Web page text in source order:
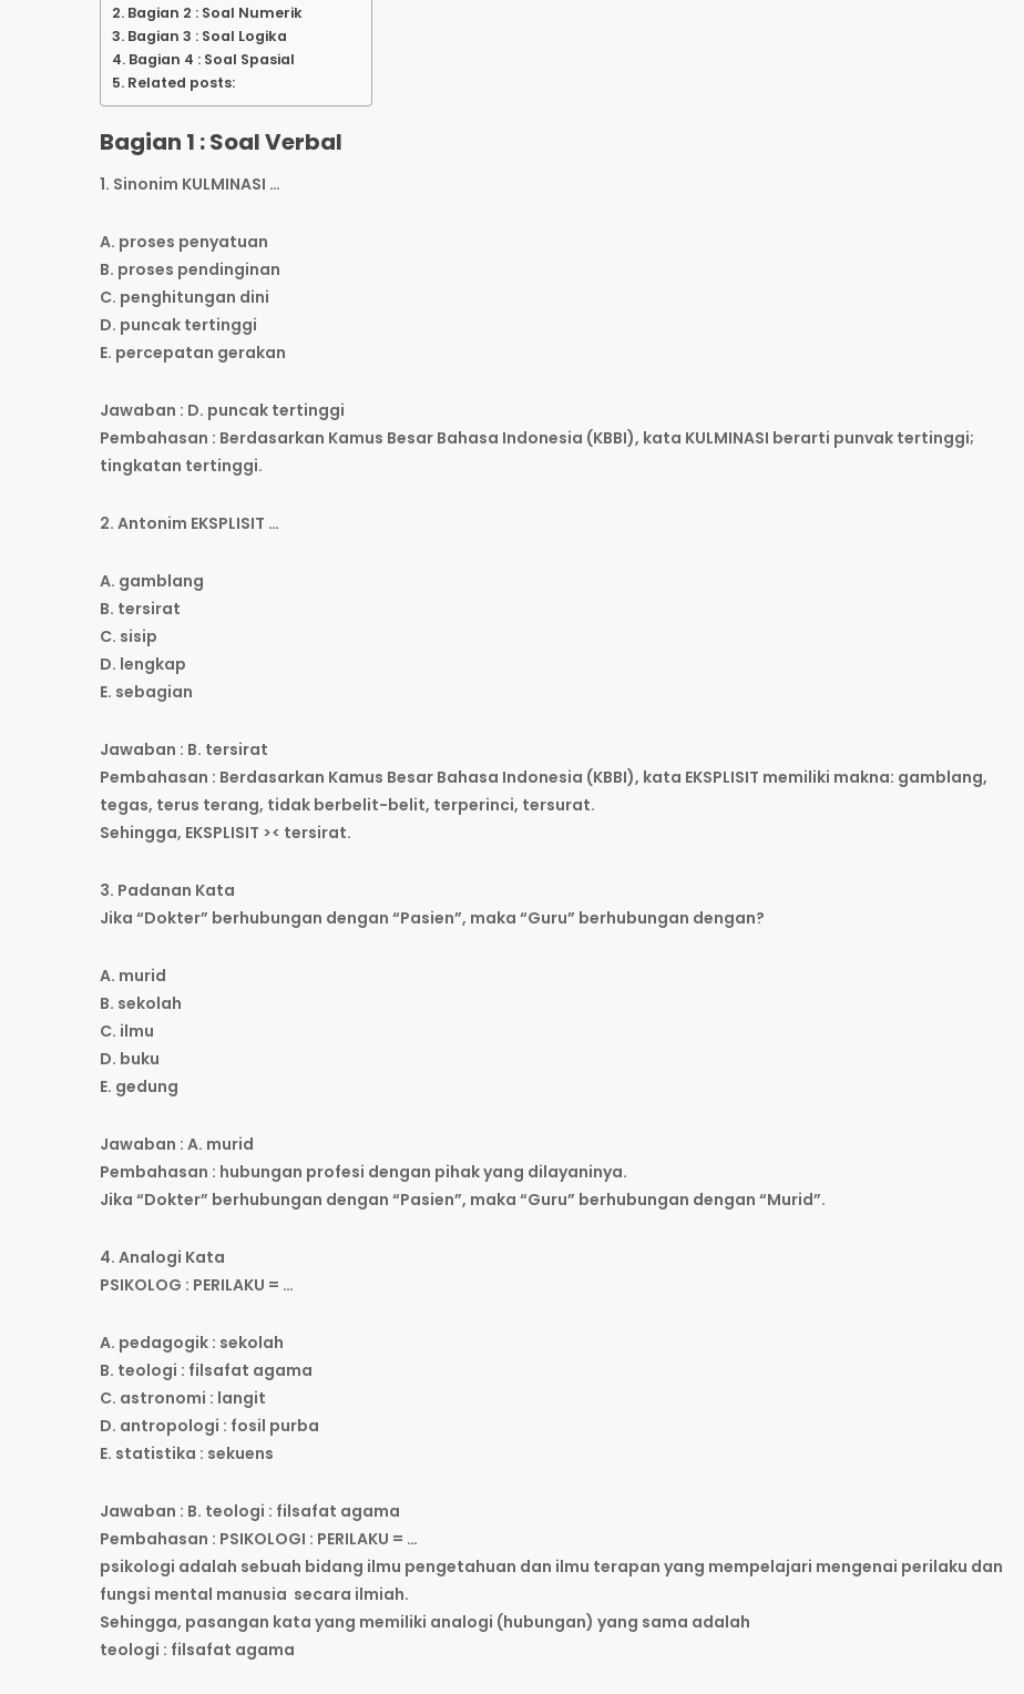
Bagian 2 : Soal Numerik
Bagian 3 : Soal Logika
Bagian 4 : Soal Spasial
Related posts:
Bagian 1 : Soal Verbal
1. Sinonim KULMINASI …
A. proses penyatuan
B. proses pendinginan
C. penghitungan dini
D. puncak tertinggi
E. percepatan gerakan
Jawaban : D. puncak tertinggi
Pembahasan : Berdasarkan Kamus Besar Bahasa Indonesia (KBBI), kata KULMINASI berarti punvak tertinggi;
tingkatan tertinggi.
2. Antonim EKSPLISIT …
A. gamblang
B. tersirat
C. sisip
D. lengkap
E. sebagian
Jawaban : B. tersirat
Pembahasan : Berdasarkan Kamus Besar Bahasa Indonesia (KBBI), kata EKSPLISIT memiliki makna: gamblang,
tegas, terus terang, tidak berbelit-belit, terperinci, tersurat.
Sehingga, EKSPLISIT >< tersirat.
3. Padanan Kata
Jika “Dokter” berhubungan dengan “Pasien”, maka “Guru” berhubungan dengan?
A. murid
B. sekolah
C. ilmu
D. buku
E. gedung
Jawaban : A. murid
Pembahasan : hubungan profesi dengan pihak yang dilayaninya.
Jika “Dokter” berhubungan dengan “Pasien”, maka “Guru” berhubungan dengan “Murid”.
4. Analogi Kata
PSIKOLOG : PERILAKU = …
A. pedagogik : sekolah
B. teologi : filsafat agama
C. astronomi : langit
D. antropologi : fosil purba
E. statistika : sekuens
Jawaban : B. teologi : filsafat agama
Pembahasan : PSIKOLOGI : PERILAKU = …
psikologi adalah sebuah bidang ilmu pengetahuan dan ilmu terapan yang mempelajari mengenai perilaku dan
fungsi mental manusia secara ilmiah.
Sehingga, pasangan kata yang memiliki analogi (hubungan) yang sama adalah
teologi : filsafat agama